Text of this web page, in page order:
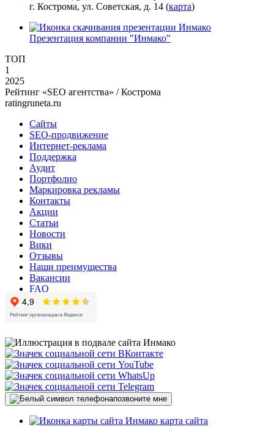
г. Кострома, ул. Советская, д. 14 (карта)
Презентация компании "Инмако"
ТОП
1
2025
Рейтинг «SEO агентства» / Кострома
ratingruneta.ru
Сайты
SEO-продвижение
Интернет-реклама
Поддержка
Аудит
Портфолио
Маркировка рекламы
Контакты
Акции
Статьи
Новости
Вики
Отзывы
Наши преимущества
Вакансии
FAQ
позвоните мне
карта сайта